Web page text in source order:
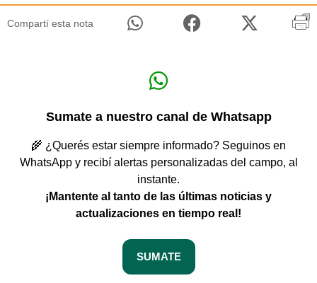
Compartí esta nota
Sumate a nuestro canal de Whatsapp
🌾 ¿Querés estar siempre informado? Seguinos en
WhatsApp y recibí alertas personalizadas del campo, al
instante.
¡Mantente al tanto de las últimas noticias y
actualizaciones en tiempo real!
SUMATE